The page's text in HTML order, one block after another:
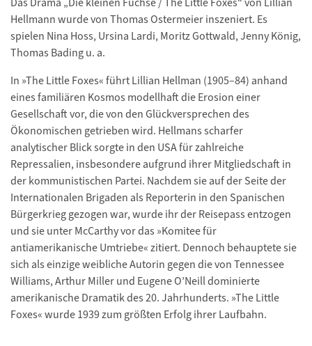
Hellmann wurde von Thomas Ostermeier inszeniert. Es
spielen Nina Hoss, Ursina Lardi, Moritz Gottwald, Jenny König,
Thomas Bading u. a.
In »The Little Foxes« führt Lillian Hellman (1905–84) anhand
eines familiären Kosmos modellhaft die Erosion einer
Gesellschaft vor, die von den Glückversprechen des
Ökonomischen getrieben wird. Hellmans scharfer
analytischer Blick sorgte in den USA für zahlreiche
Repressalien, insbesondere aufgrund ihrer Mitgliedschaft in
der kommunistischen Partei. Nachdem sie auf der Seite der
Internationalen Brigaden als Reporterin in den Spanischen
Bürgerkrieg gezogen war, wurde ihr der Reisepass entzogen
und sie unter McCarthy vor das »Komitee für
antiamerikanische Umtriebe« zitiert. Dennoch behauptete sie
sich als einzige weibliche Autorin gegen die von Tennessee
Williams, Arthur Miller und Eugene O’Neill dominierte
amerikanische Dramatik des 20. Jahrhunderts. »The Little
Foxes« wurde 1939 zum größten Erfolg ihrer Laufbahn.